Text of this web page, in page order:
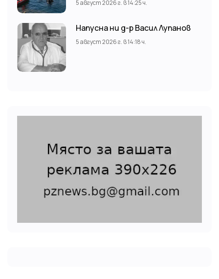
операция продължава!
5 август 2026 г. в 14:25 ч.
Напусна ни д-р Васил Лупанов
5 август 2026 г. в 14:18 ч.